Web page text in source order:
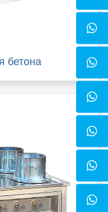
бетона